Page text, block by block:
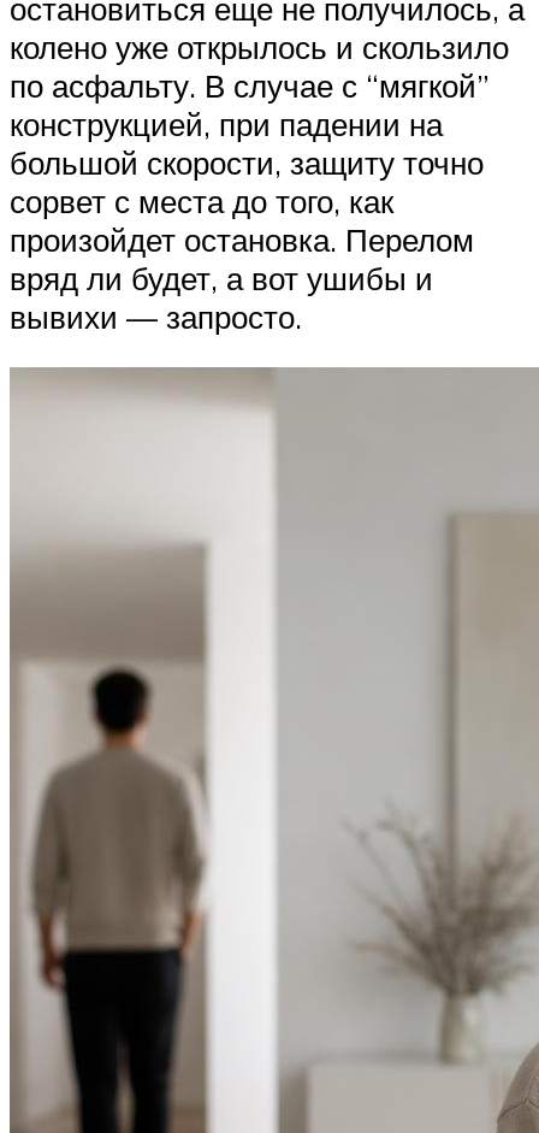
остановиться еще не получилось, а
колено уже открылось и скользило
по асфальту. В случае с “мягкой”
конструкцией, при падении на
большой скорости, защиту точно
сорвет с места до того, как
произойдет остановка. Перелом
вряд ли будет, а вот ушибы и
вывихи — запросто.